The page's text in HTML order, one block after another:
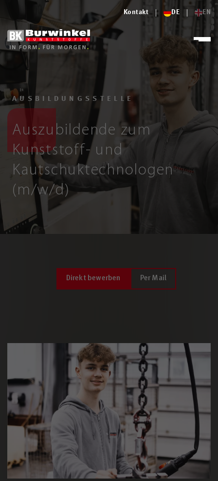
Kontakt DE EN
AUSBILDUNGSSTELLE
Auszubildende zum
Kunststoff- und
Kautschuktechnologen
(m/w/d)
Direkt bewerben Per Mail